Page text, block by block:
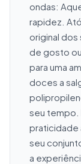
ondas:
rapidez.
original
de gosto
para uma
doces a
seu tempo.
praticidade
seu
a